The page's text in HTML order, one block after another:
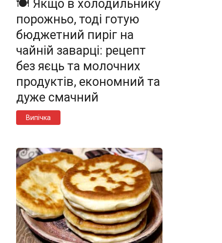
🍽️ Якщо в холодильнику
порожньо, тоді готую
бюджетний пиріг на
чайній заварці: рецепт
без яєць та молочних
продуктів, економний та
дуже смачний
Випічка